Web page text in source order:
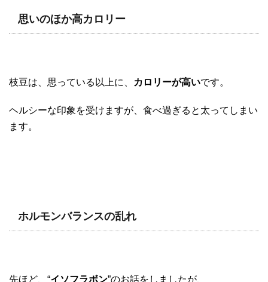
思いのほか高カロリー
枝豆は、思っている以上に、 カロリーが高いです。
ヘルシーな印象を受けますが、食べ過ぎると太ってしまい
ます。
ホルモンバランスの乱れ
先ほど、“イソフラボン”のお話をしましたが、